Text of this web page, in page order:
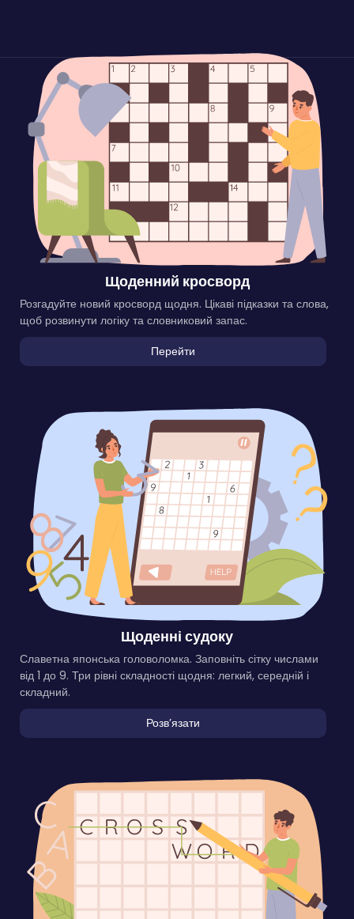
Щоденний кросворд
Розгадуйте новий кросворд щодня. Цікаві підказки та слова,
щоб розвинути логіку та словниковий запас.
Перейти
Щоденні судоку
Славетна японська головоломка. Заповніть сітку числами
від 1 до 9. Три рівні складності щодня: легкий, середній і
складний.
Розвʼязати